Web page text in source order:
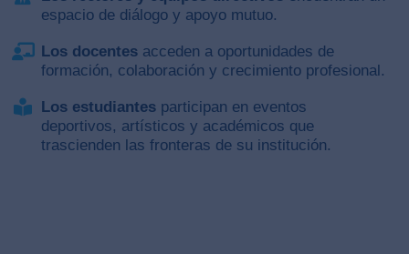
espacio de diálogo y apoyo mutuo.
Los docentes acceden a oportunidades de
formación, colaboración y crecimiento profesional.
Los estudiantes participan en eventos
deportivos, artísticos y académicos que
trascienden las fronteras de su institución.